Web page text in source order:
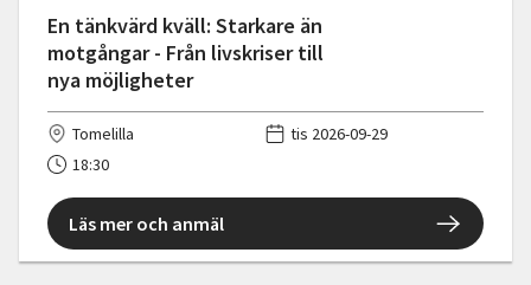
En tänkvärd kväll: Starkare än
motgångar - Från livskriser till
nya möjligheter
Tomelilla
tis 2026-09-29
18:30
Läs mer och anmäl